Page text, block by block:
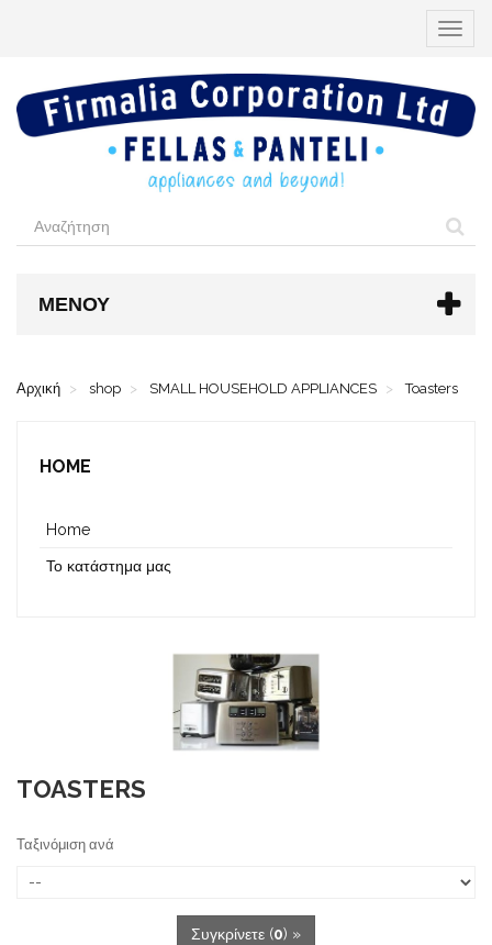
ΜΕΝΟΎ
Αρχική shop SMALL HOUSEHOLD APPLIANCES Toasters
HOME
Home
Το κατάστημα μας
TOASTERS
Ταξινόμιση ανά
Συγκρίνετε (0) »